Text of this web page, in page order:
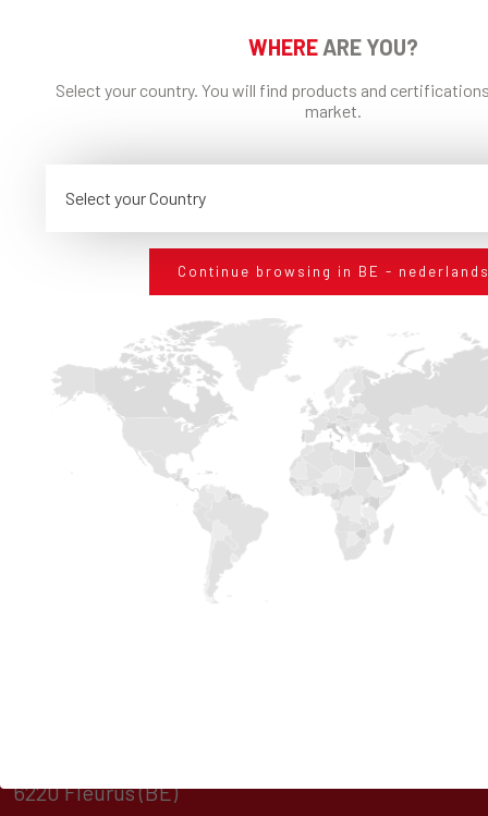
gegevens toe* Persoonsgegevens
6220 Fleurus (BE)
WHERE ARE YOU?
Select your country. You will find products and
market.
Select your Country
Continue browsing in BE -